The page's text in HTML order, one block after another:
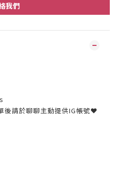
我們
後請於聊聊主動提供IG帳號❤